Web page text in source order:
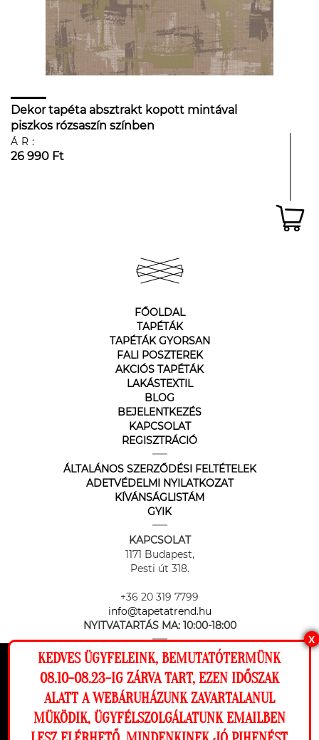
Ez a weboldal cookie-kat használ, hogy a
lehető legjobb élményt nyújtsa honlapunkon.
Beállítások
Dekor tapéta absztrakt kopott mintával
piszkos rózsaszín színben
ÁR:
26 990 Ft
FŐOLDAL
TAPÉTÁK
TAPÉTÁK GYORSAN
FALI POSZTEREK
AKCIÓS TAPÉTÁK
LAKÁSTEXTIL
BLOG
BEJELENTKEZÉS
KAPCSOLAT
REGISZTRÁCIÓ
ÁLTALÁNOS SZERZŐDÉSI FELTÉTELEK
ADETVÉDELMI NYILATKOZAT
KÍVÁNSÁGLISTÁM
GYIK
KAPCSOLAT
1171 Budapest,
Pesti út 318.
+36 20 319 7799
info@tapetatrend.hu
NYITVATARTÁS MA: 10:00-18:00
Az online fizetést a Barion Payment Zrt. biztosítja, MNB engedély
száma: H-EN-I-1064/2013
X
KEDVES ÜGYFELEINK, BEMUTATÓTERMÜNK
08.10-08.23-IG ZÁRVA TART, EZEN IDŐSZAK
ALATT A WEBÁRUHÁZUNK ZAVARTALANUL
MÜKÖDIK, ÜGYFÉLSZOLGÁLATUNK EMAILBEN